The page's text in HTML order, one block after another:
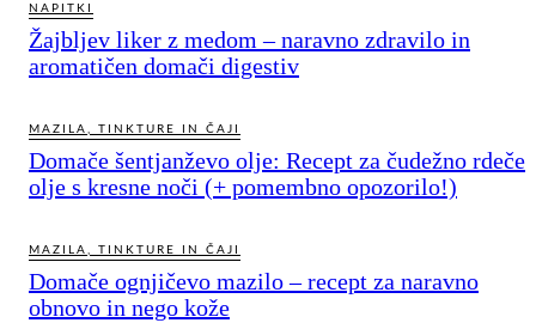
NAPITKI
Žajbljev liker z medom – naravno zdravilo in
aromatičen domači digestiv
MAZILA, TINKTURE IN ČAJI
Domače šentjanževo olje: Recept za čudežno rdeče
olje s kresne noči (+ pomembno opozorilo!)
MAZILA, TINKTURE IN ČAJI
Domače ognjičevo mazilo – recept za naravno
obnovo in nego kože